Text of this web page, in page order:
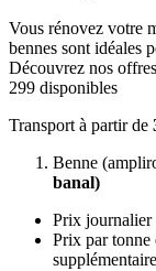
Vous rénovez votre
bennes sont idéales
Découvrez nos
299 disponibles
Transport à partir de
Benne
banal)
Prix journalier
Prix par tonne